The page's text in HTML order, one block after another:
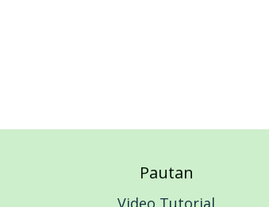
Pautan
Video Tutorial